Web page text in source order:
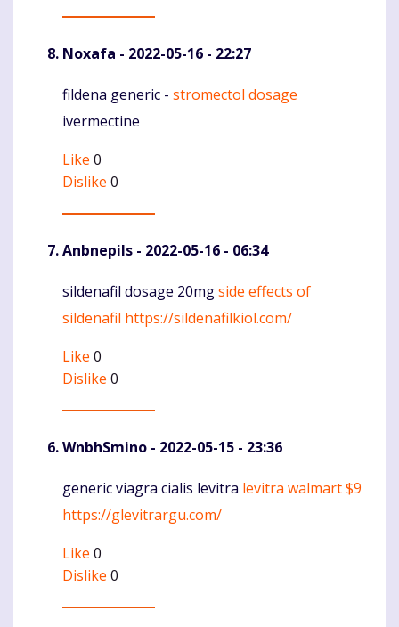
Noxafa - 2022-05-16 - 22:27
Komentaras
fildena generic - stromectol dosage
ivermectine
Like 0
Dislike 0
Anbnepils - 2022-05-16 - 06:34
Komentaras
sildenafil dosage 20mgside effects of
sildenafil https://sildenafilkiol.com/
Like 0
Dislike 0
WnbhSmino - 2022-05-15 - 23:36
Komentaras
generic viagra cialis levitra levitra walmart $9
https://glevitrargu.com/
Like 0
Dislike 0